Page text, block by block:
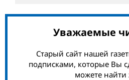
Уважаемые
Старый сайт нашей
подписками, которые Вы
можете найти